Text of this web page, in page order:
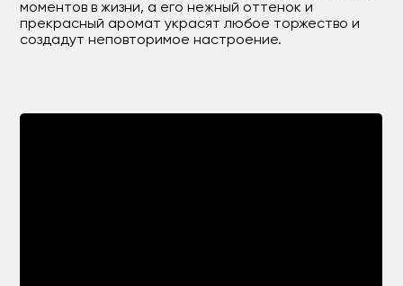
моментов в жизни, а его нежный оттенок и
прекрасный аромат украсят любое торжество и
создадут неповторимое настроение.